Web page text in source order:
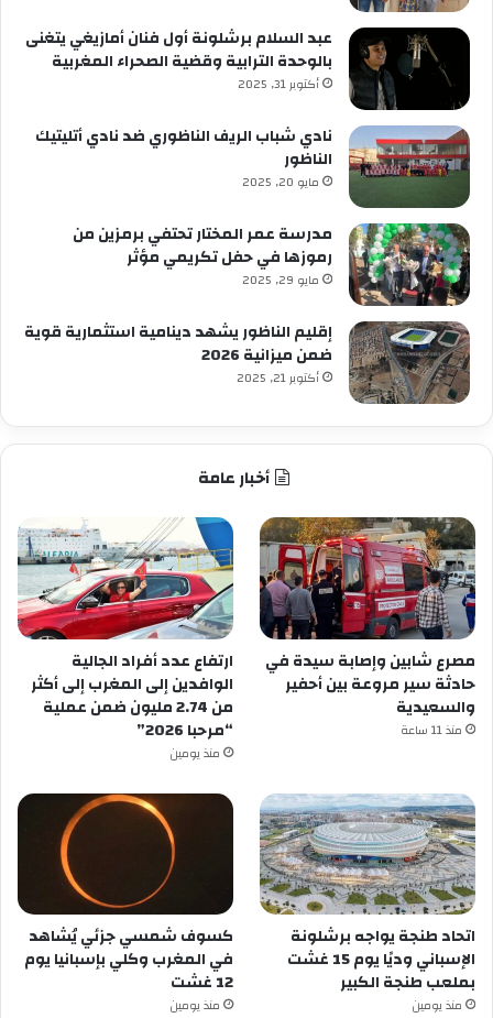
عبد السلام برشلونة أول فنان أمازيغي يتغنى
بالوحدة الترابية وقضية الصحراء المغربية
أكتوبر 31, 2025
نادي شباب الريف الناظوري ضد نادي أتليتيك
الناظور
مايو 20, 2025
مدرسة عمر المختار تحتفي برمزين من
رموزها في حفل تكريمي مؤثر
مايو 29, 2025
إقليم الناظور يشهد دينامية استثمارية قوية
ضمن ميزانية 2026
أكتوبر 21, 2025
أخبار عامة
مصرع شابين وإصابة سيدة في
حادثة سير مروعة بين أحفير
والسعيدية
منذ 11 ساعة
ارتفاع عدد أفراد الجالية
الوافدين إلى المغرب إلى أكثر
من 2.74 مليون ضمن عملية
“مرحبا 2026”
منذ يومين
اتحاد طنجة يواجه برشلونة
الإسباني وديًا يوم 15 غشت
بملعب طنجة الكبير
منذ يومين
كسوف شمسي جزئي يُشاهد
في المغرب وكلي بإسبانيا يوم
12 غشت
منذ يومين